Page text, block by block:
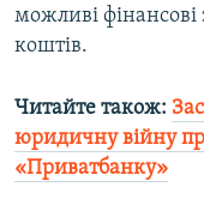
можливі
коштів.
Читайте також:
юридичну війну
«Приватбанку»​